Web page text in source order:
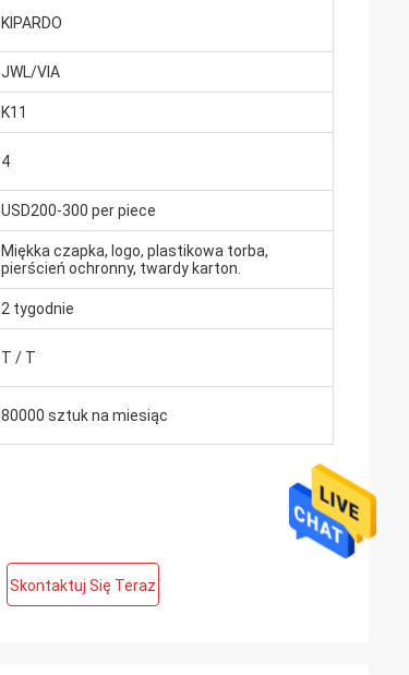
KIPARDO
JWL/VIA
K11
4
USD200-300 per piece
Miękka czapka, logo, plastikowa torba,
pierścień ochronny, twardy karton.
2 tygodnie
T / T
80000 sztuk na miesiąc
Skontaktuj Się Teraz